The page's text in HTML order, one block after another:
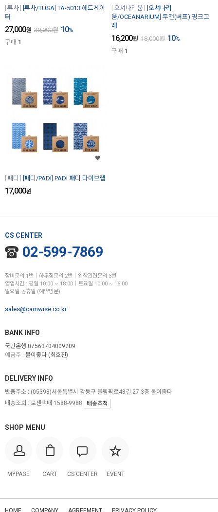
투사
[투사/TUSA] TA-5013 헤드게이
터
27,000원 30,000원 10%
구매 1
오셔나리움
[오셔나리
움/OCEANARIUM] 두건(버프) 핑크고
래
16,200원 18,000원 10%
구매 1
패디 [패디/PADI] PADI 패디 다이브랩
17,000원
CS CENTER
02-599-7869
장비문의 1번│하우징문의 2번│입찰관련문의 3번
영업시간 : 평일 10:00 ~ 18:00│토요일 10:00 ~ 16:00
일요일 공휴일 (예약방문)
sales@camwise.co.kr
BANK INFO
국민은행 07563704009209
예금주 : 물이좋다 (최호진)
SHOP MENU
MYPAGE CART CS CENTER EVENT
DELIVERY INFO
반품주소 : (05398)서울특별시 강동구 올림픽로48길 27 3층 물이좋다
배송조회 : 로젠택배 1588-9988
배송추적
HOME COMPANY AGREEMENT PRIVACY POLICY